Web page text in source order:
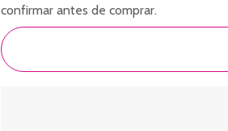
confirmar antes de comprar.